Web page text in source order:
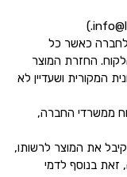
כאשר כל
החזרת המוצר
המקורית ושעדיין לא
ממשרדי החברה,
את המוצר לרשותו,
זאת בנוסף לדמי